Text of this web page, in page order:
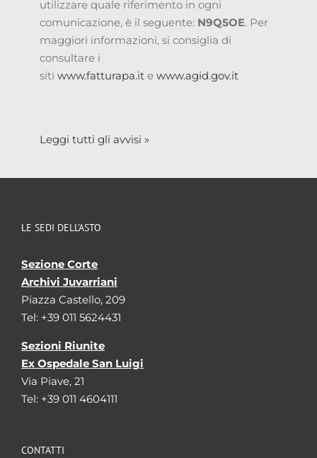
utilizzare quale riferimento in ogni
comunicazione, è il seguente: N9Q5OE. Per
maggiori informazioni, si consiglia di
consultare i
siti www.fatturapa.it e www.agid.gov.it
Leggi tutti gli avvisi »
LE SEDI DELL’ASTO
Sezione Corte
Archivi Juvarriani
Piazza Castello, 209
Tel: +39 011 5624431
Sezioni Riunite
Ex Ospedale San Luigi
Via Piave, 21
Tel: +39 011 4604111
CONTATTI